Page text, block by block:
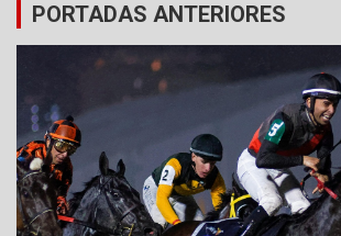
PORTADAS ANTERIORES